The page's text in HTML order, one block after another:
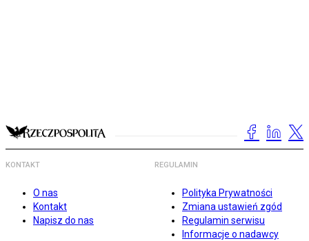
KONTAKT
O nas
Kontakt
Napisz do nas
REGULAMIN
Polityka Prywatności
Zmiana ustawień zgód
Regulamin serwisu
Informacje o nadawcy